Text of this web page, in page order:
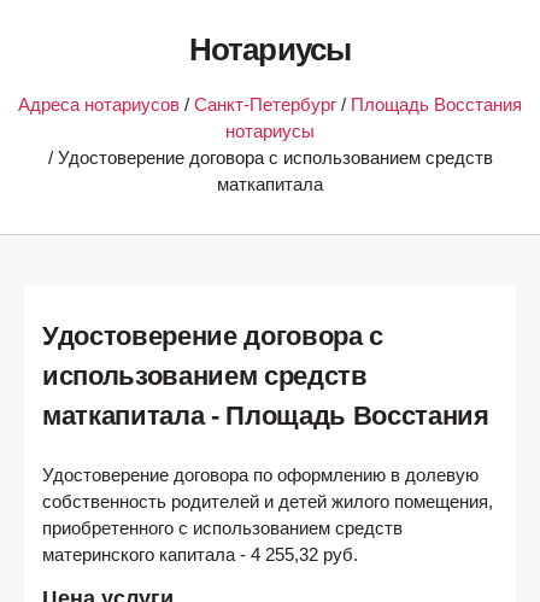
Нотариусы
Адреса нотариусов / Санкт-Петербург / Площадь Восстания
нотариусы
/ Удостоверение договора с использованием средств
маткапитала
Удостоверение договора с
использованием средств
маткапитала - Площадь Восстания
Удостоверение договора по оформлению в долевую
собственность родителей и детей жилого помещения,
приобретенного с использованием средств
материнского капитала - 4 255,32 руб.